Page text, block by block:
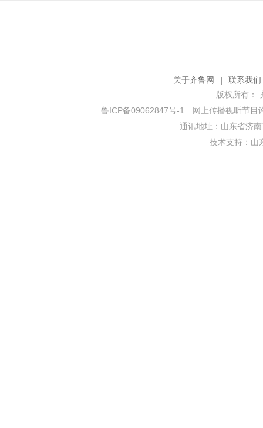
关于齐鲁网 |
联系我们
版权所有：
鲁ICP备09062847号-1
网上传播视听节目
通讯地址：山东省济
技术支持： 山